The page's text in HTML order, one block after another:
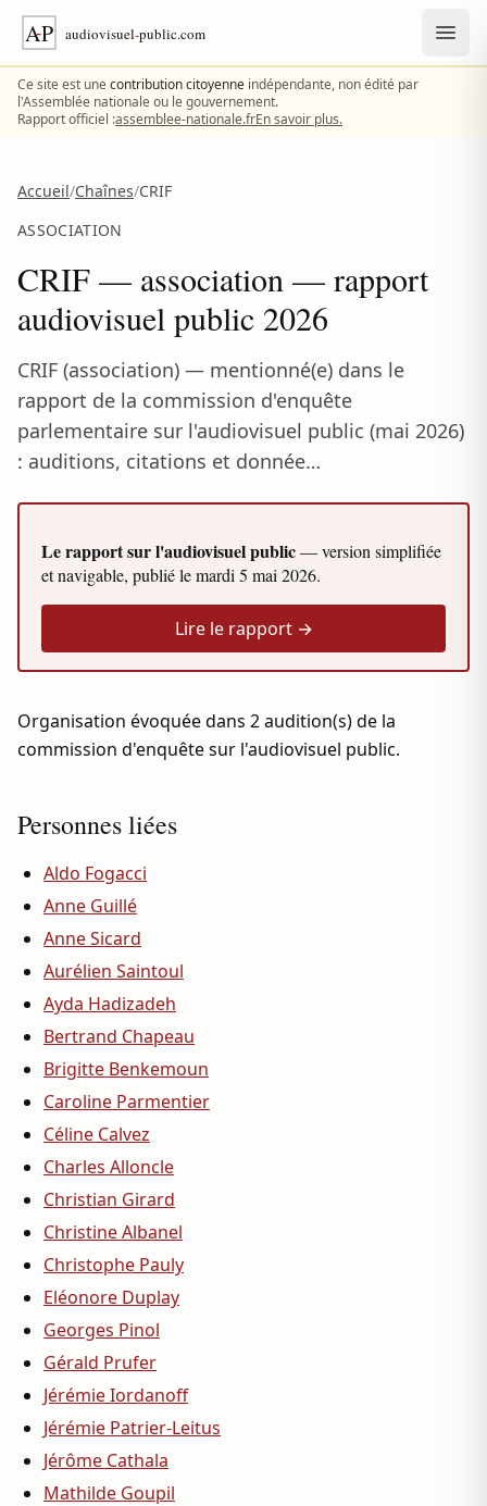
Aller au contenu
Ce site est unecontribution citoyenne indépendante, non édité par
l'Assemblée nationale ou le gouvernement.
Rapport officiel :assemblee-nationale.frEn savoir plus.
Accueil/Chaînes/CRIF
ASSOCIATION
CRIF — association — rapport
audiovisuel public 2026
CRIF (association) — mentionné(e) dans le
rapport de la commission d'enquête
parlementaire sur l'audiovisuel public (mai 2026)
: auditions, citations et donnée…
Le rapport sur l'audiovisuel public— version simplifiée
et navigable, publié lemardi 5 mai 2026.
Lire le rapport →
Organisation évoquée dans 2 audition(s) de la
commission d'enquête sur l'audiovisuel public.
Personnes liées
Aldo Fogacci
Anne Guillé
Anne Sicard
Aurélien Saintoul
Ayda Hadizadeh
Bertrand Chapeau
Brigitte Benkemoun
Caroline Parmentier
Céline Calvez
Charles Alloncle
Christian Girard
Christine Albanel
Christophe Pauly
Eléonore Duplay
Georges Pinol
Gérald Prufer
Jérémie Iordanoff
Jérémie Patrier-Leitus
Jérôme Cathala
Mathilde Goupil